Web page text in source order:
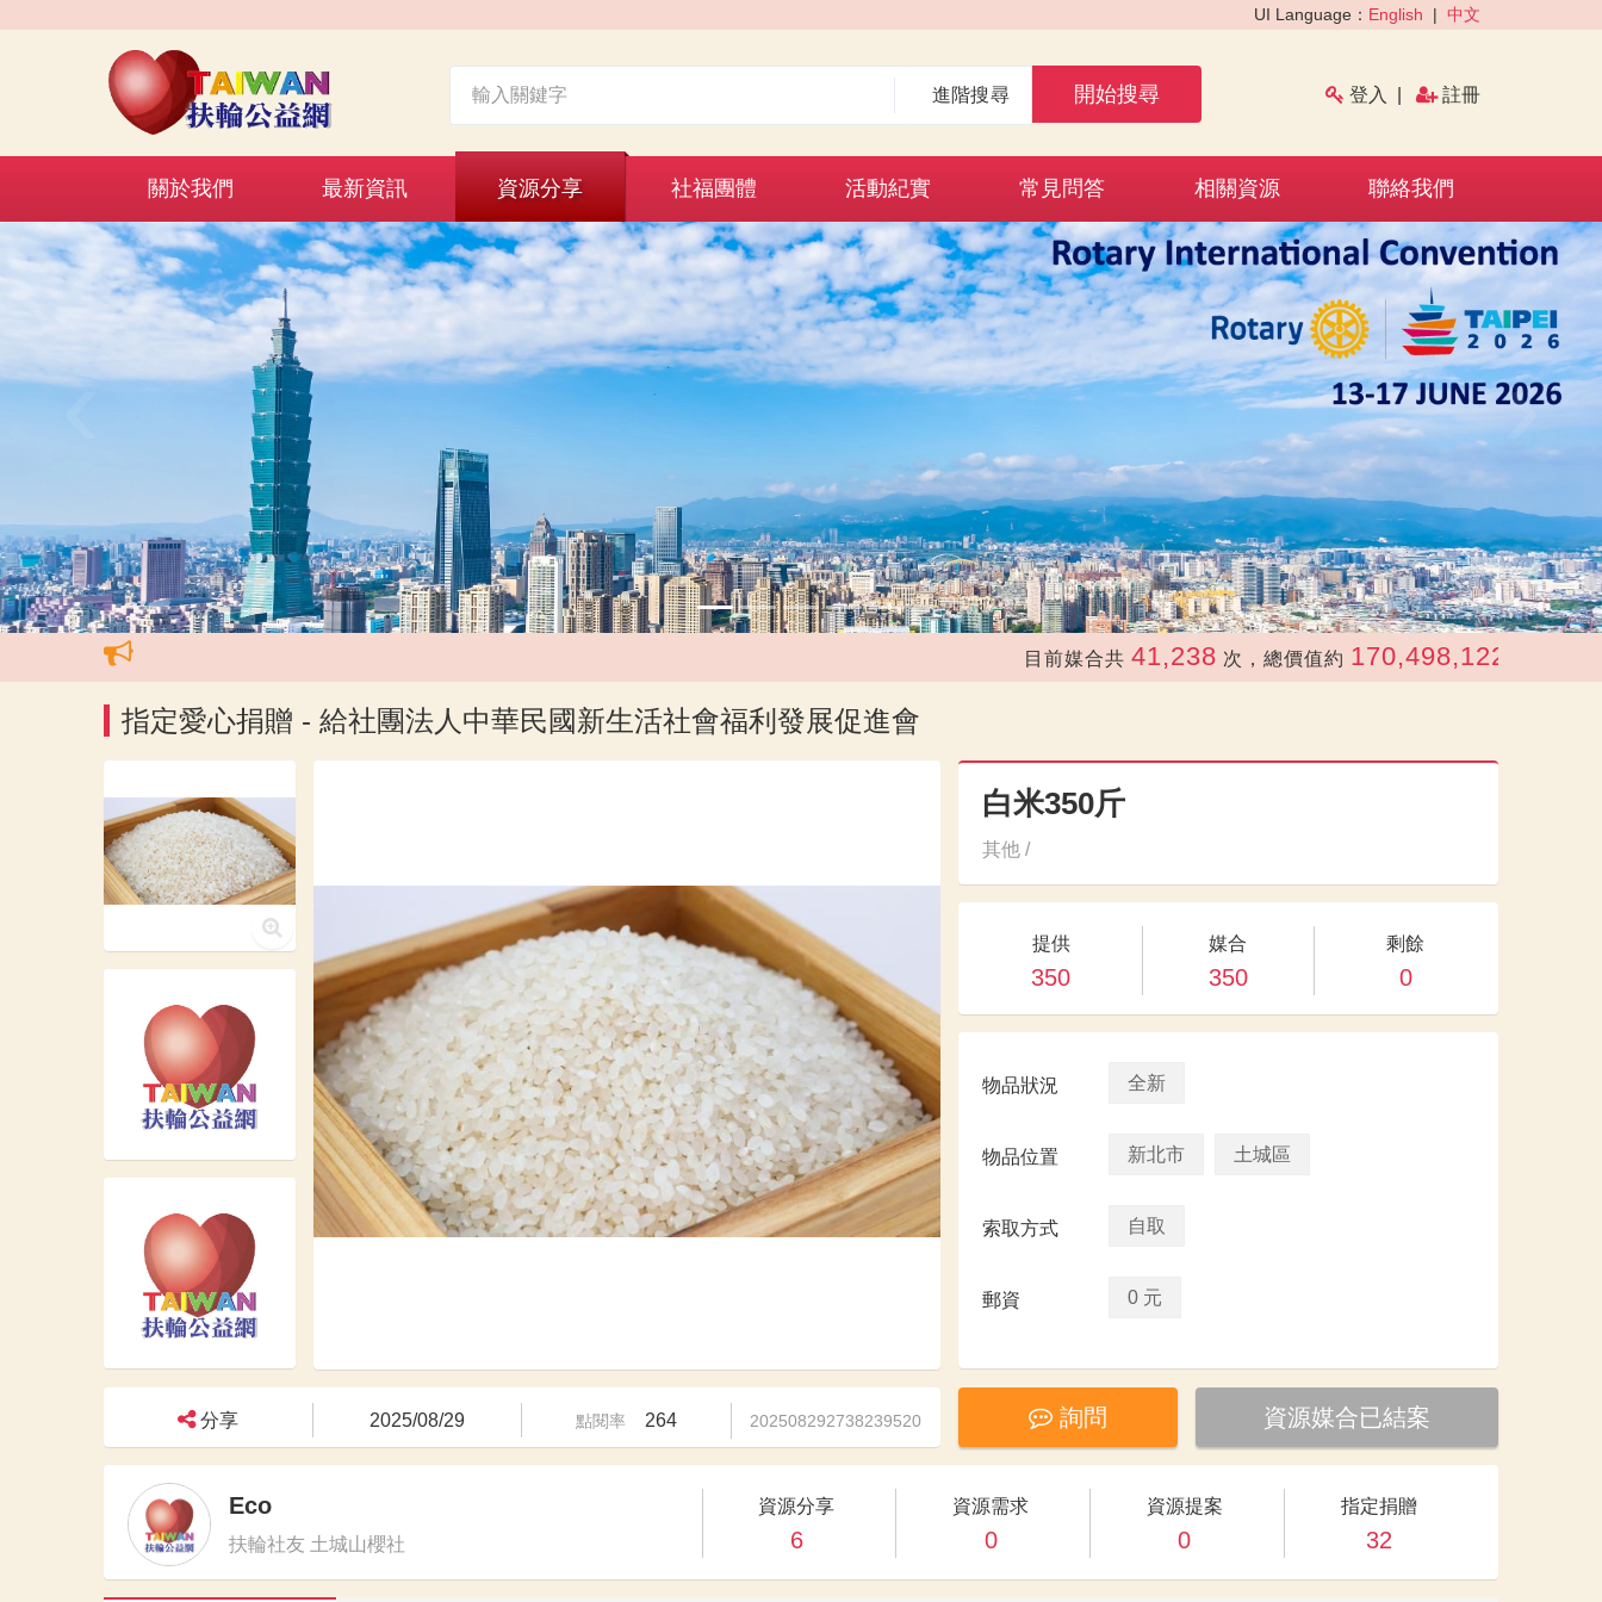
UI Language： English | 中文
進階搜尋 開始搜尋 登入 註冊
關於我們 最新資訊 資源分享 社福團體 活動紀實 常見問答 相關資源 聯絡我們
‹ ›
目前媒合共 41,238 次，總價值約 170,498,122 元
指定愛心捐贈 - 給社團法人中華民國新生活社會福利發展促進會
白米350斤
其他 /
提供
350
媒合
350
剩餘
0
物品狀況 全新
物品位置 新北市 土城區
索取方式 自取
郵資 0 元
分享 2025/08/29 點閱率 264 202508292738239520 詢問 資源媒合已結案
Eco
扶輪社友 土城山櫻社
資源分享
6
資源需求
0
資源提案
0
指定捐贈
32